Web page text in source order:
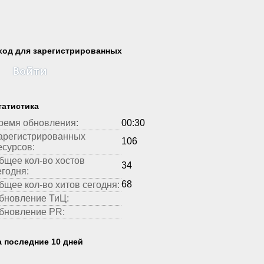
для зарегистрированных
Войти
обновления:
00:30
106
кол-во хостов
34
кол-во хитов сегодня: 68
ТиЦ:
PR:
последние 10 дней